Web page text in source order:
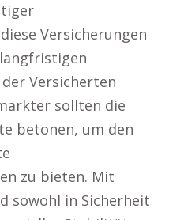
Versicherungen
Versicherten
sollten die
betonen, um den
zu bieten. Mit
sowohl in Sicherheit